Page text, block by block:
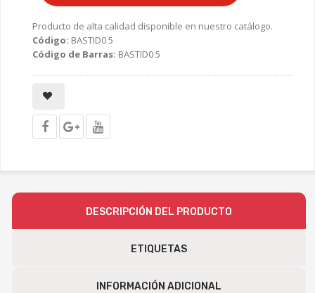
Producto de alta calidad disponible en nuestro catálogo.
Código: BASTID0 5
Código de Barras: BASTID0 5
DESCRIPCIÓN DEL PRODUCTO
ETIQUETAS
INFORMACIÓN ADICIONAL